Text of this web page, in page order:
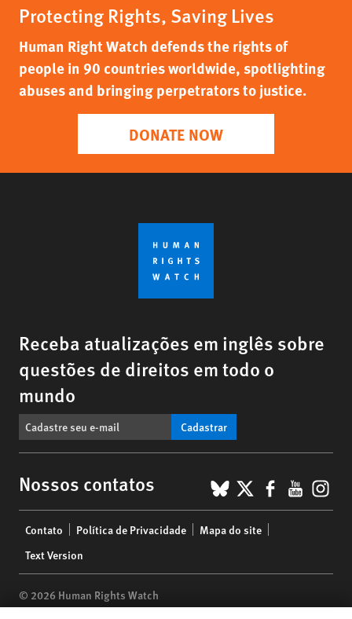
Protecting Rights, Saving Lives
Human Right Watch defends the rights of
people in 90 countries worldwide, spotlighting
abuses and bringing perpetrators to justice.
DONATE NOW
Receba atualizações em inglês sobre
questões de direitos em todo o
mundo
Cadastrar
Nossos contatos BlueSky
X
menu
Contato Política de Privacidade
Mapa do site
Text Version
© 2026 Human Rights Watch